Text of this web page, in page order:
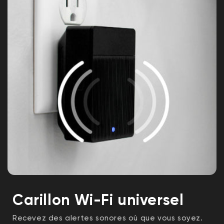
Température de fonctionnement : -4 °F à 122 °F
(-20 °C à 50 °C)
Remarque : Usage intérieur uniquement
Bluetooth BLE 5.0
Compatible avec IFTTT, Hey Google et Alexa
Certifications : FCC, IC, UL, CP65
Carillon Wi-Fi universel
Recevez des alertes sonores où que vous soyez.